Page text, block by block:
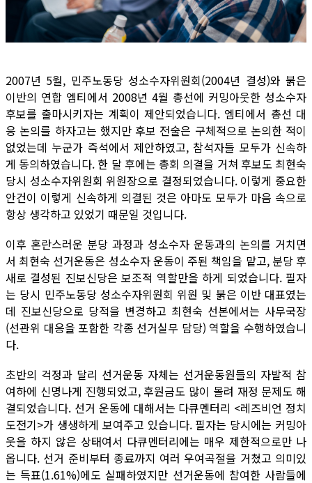
2007년 5월, 민주노동당 성소수자위원회(2004년 결성)와 붉은
이반의 연합 엠티에서 2008년 4월 총선에 커밍아웃한 성소수자
후보를 출마시키자는 계획이 제안되었습니다. 엠티에서 총선 대
응 논의를 하자고는 했지만 후보 전술은 구체적으로 논의한 적이
없었는데 누군가 즉석에서 제안하였고, 참석자들 모두가 신속하
게 동의하였습니다. 한 달 후에는 총회 의결을 거쳐 후보도 최현숙
당시 성소수자위원회 위원장으로 결정되었습니다. 이렇게 중요한
안건이 이렇게 신속하게 의결된 것은 아마도 모두가 마음 속으로
항상 생각하고 있었기 때문일 것입니다.
이후 혼란스러운 분당 과정과 성소수자 운동과의 논의를 거치면
서 최현숙 선거운동은 성소수자 운동이 주된 책임을 맡고, 분당 후
새로 결성된 진보신당은 보조적 역할만을 하게 되었습니다. 필자
는 당시 민주노동당 성소수자위원회 위원 및 붉은 이반 대표였는
데 진보신당으로 당적을 변경하고 최현숙 선본에서는 사무국장
(선관위 대응을 포함한 각종 선거실무 담당) 역할을 수행하였습니
다.
초반의 걱정과 달리 선거운동 자체는 선거운동원들의 자발적 참
여하에 신명나게 진행되었고, 후원금도 많이 몰려 재정 문제도 해
결되었습니다. 선거 운동에 대해서는 다큐멘터리 <레즈비언 정치
도전기>가 생생하게 보여주고 있습니다. 필자는 당시에는 커밍아
웃을 하지 않은 상태여서 다큐멘터리에는 매우 제한적으로만 나
옵니다. 선거 준비부터 종료까지 여러 우여곡절을 거쳤고 의미있
는 득표(1.61%)에도 실패하였지만 선거운동에 참여한 사람들에